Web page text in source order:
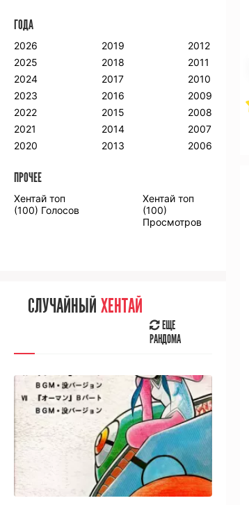
2023
2022
2021
2020
2019
2018
2017
2016
2013
2012
2011
2010
2009
2008
2005
2004
2003
2002
2001
2000
ПРОЧЕЕ
Аниме фильмы Аниме OVA
СЛУЧАЙНОЕ АНИМЕ
РАНДОМА
ВЫ НЕДАВНО СМОТРЕЛИ
[/senpainoticeme]
САМЫЙ ПОПУЛЯРНЫЙ АНИМЕ
ГОДА
2026
2025
2024
2023
2022
2021
2020
2019
2018
2017
2016
2015
2014
2013
2012
2011
2010
2009
2008
2007
2006
ПРОЧЕЕ
Хентай топ
(100) Голосов
Хентай топ
(100)
Просмотров
СЛУЧАЙНЫЙ ХЕНТАЙ
ЕЩЕ
РАНДОМА